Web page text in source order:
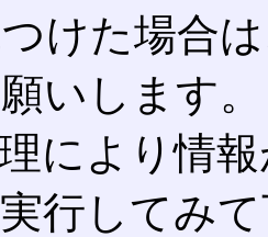
けた場合
いします。
理により情
実行してみ